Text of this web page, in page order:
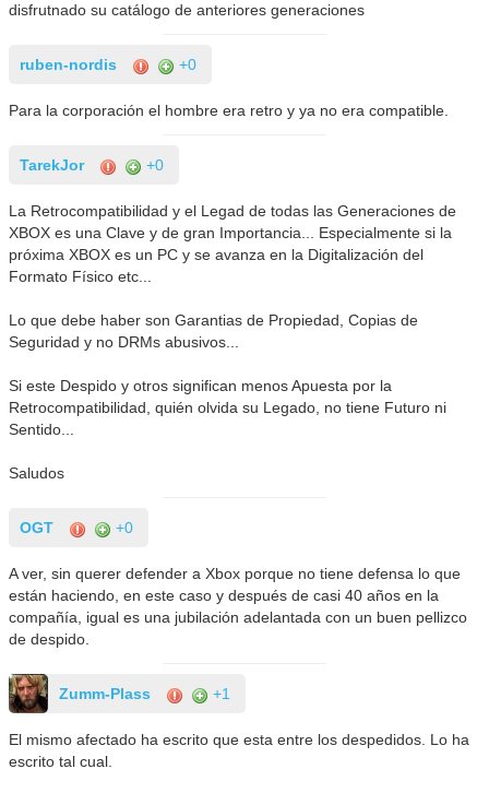
disfrutnado su catálogo de anteriores generaciones
ruben-nordis +0
Para la corporación el hombre era retro y ya no era compatible.
TarekJor +0
La Retrocompatibilidad y el Legad de todas las Generaciones de
XBOX es una Clave y de gran Importancia... Especialmente si la
próxima XBOX es un PC y se avanza en la Digitalización del
Formato Físico etc...
Lo que debe haber son Garantias de Propiedad, Copias de
Seguridad y no DRMs abusivos...
Si este Despido y otros significan menos Apuesta por la
Retrocompatibilidad, quién olvida su Legado, no tiene Futuro ni
Sentido...
Saludos
OGT +0
A ver, sin querer defender a Xbox porque no tiene defensa lo que
están haciendo, en este caso y después de casi 40 años en la
compañía, igual es una jubilación adelantada con un buen pellizco
de despido.
Zumm-Plass +1
El mismo afectado ha escrito que esta entre los despedidos. Lo ha
escrito tal cual.